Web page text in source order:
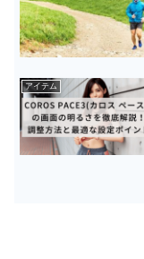
アイテム